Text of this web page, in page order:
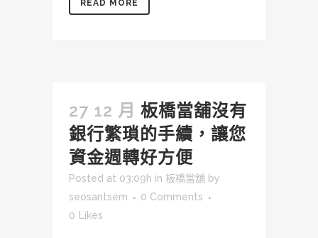
READ MORE
27 12 月 板橋當舖沒有
銀行繁瑣的手續，讓您
資金週轉好方便
Posted at 03:09h in 板橋當舖 by
seosantsem
0 Comments
0 Likes